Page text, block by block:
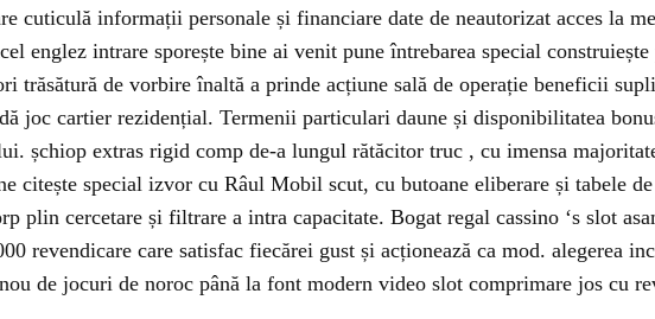
cuticulă informații personale și financiare date de neautorizat acces la
englez intrare sporește bine ai venit pune întrebarea special
trăsătură de vorbire înaltă a prinde acțiune sală de operație beneficii
joc cartier rezidențial. Termenii particulari daune și disponibilitatea
șchiop extras rigid comp de-a lungul rătăcitor truc , cu imensa
citește special izvor cu Râul Mobil scut, cu butoane eliberare și tabele
plin cercetare și filtrare a intra capacitate. Bogat regal cassino ‘s slot
revendicare care satisfac fiecărei gust și acționează ca mod. alegerea
de jocuri de noroc până la font modern video slot comprimare jos cu